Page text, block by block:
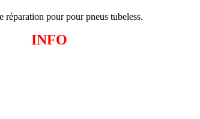
réparation pour pour pneus tubeless.
INFO